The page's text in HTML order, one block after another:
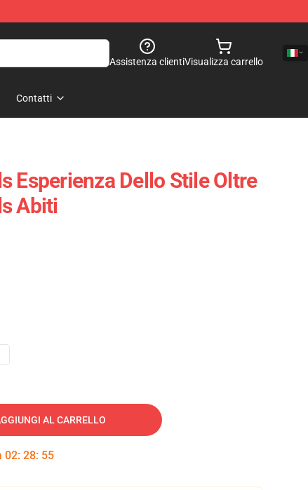
Assistenza clientiVisualizza carrello
Contatti
Esperienza Dello Stile Oltre
Abiti
AL CARRELLO
02: 28: 54